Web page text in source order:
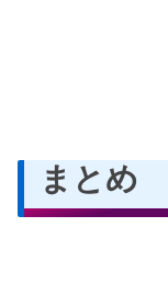
まとめ